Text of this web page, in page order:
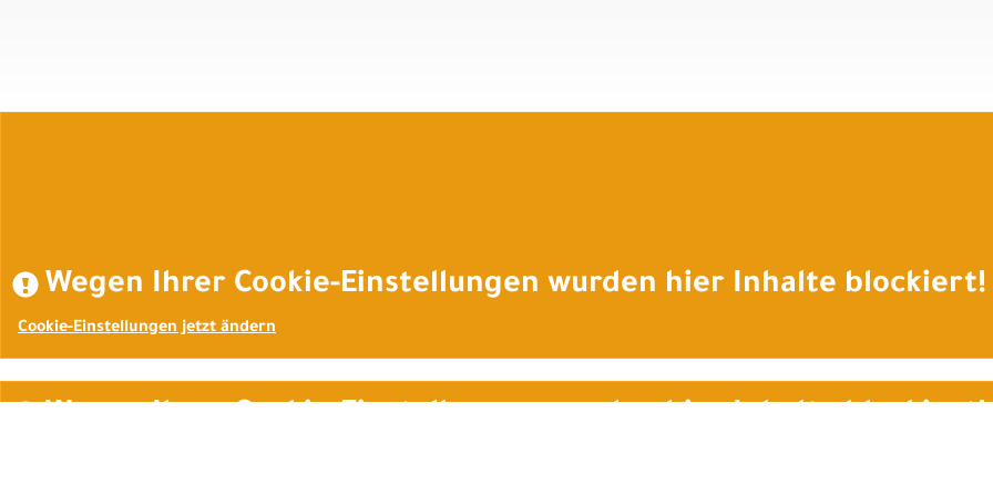
Wegen Ihrer Cookie-Einstellungen wurden hier Inhalte blockiert!
Cookie-Einstellungen jetzt ändern